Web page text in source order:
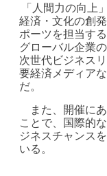
「人間力の向上
経済・文化の創
ポーツを担当す
グローバル企業
次世代ビジネス
要経済メディア
だ。
また、開催に
ことで、国際的
ジネスチャンス
いる。